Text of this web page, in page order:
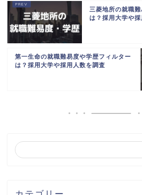
三菱地所の就職
は？採用大学や
第一生命の就職難易度や学歴フィルター
は？採用大学や採用人数を調査